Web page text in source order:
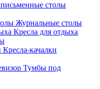
столы
Журнальные столы
Кресла для отдыха
Кресла-качалки
Тумбы под